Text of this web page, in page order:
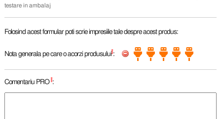
testare in ambalaj
Folosind acest formular poti scrie impresiile tale despre acest produs:
Nota generala pe care o acorzi produsului* :
Comentariu PRO :